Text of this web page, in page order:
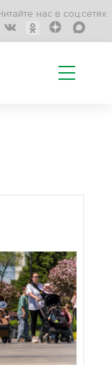
нас в соц.сетях: